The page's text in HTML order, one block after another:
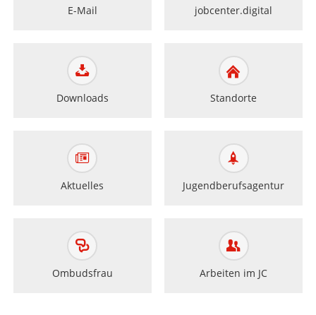
E-Mail jobcenter.digital
Downloads Standorte
Aktuelles Jugendberufsagentur
Ombudsfrau Arbeiten im JC